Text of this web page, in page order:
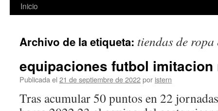
Saltar
contenido
Inicio
Archivo de la etiqueta: tiendas de
equipaciones futbol imitacion
Publicada el 21 de septiembre de 2022por istern
Tras acumular 50 puntos en 22